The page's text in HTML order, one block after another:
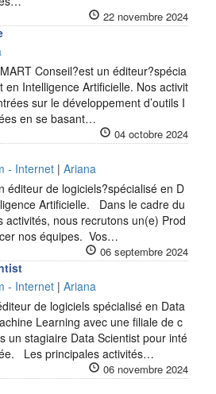
22 novembre 2024
Conseil?est un éditeur?spécia
en Intelligence Artificielle. Nos activit
sur le développement d’outils I
en se basant…
04 octobre 2024
- Internet | Ariana
éditeur de logiciels?spécialisé en D
Artificielle. Dans le cadre du
activités, nous recrutons un(e) Prod
nos équipes. Vos…
06 septembre 2024
- Internet | Ariana
de logiciels spécialisé en Data
Learning avec une filiale de c
un stagiaire Data Scientist pour inté
Les principales activités…
06 novembre 2024